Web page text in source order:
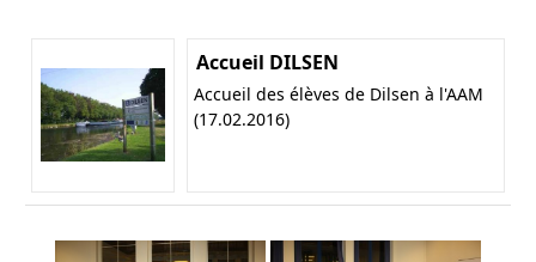
Accueil DILSEN
Accueil des élèves de Dilsen à l'AAM
(17.02.2016)